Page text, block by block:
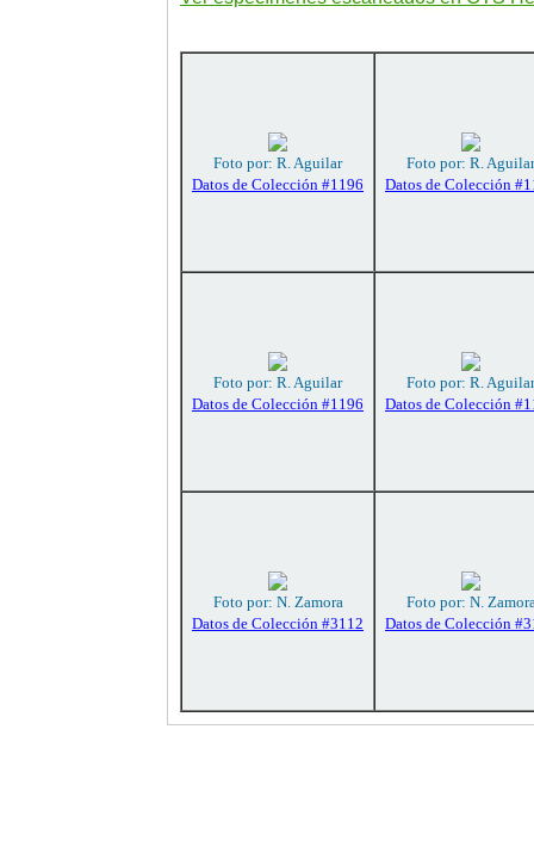
Foto por: R. Aguilar
Datos de Colección #1196
Foto por: R. Aguilar
Datos de Colección
Foto por: R. Aguilar
Datos de Colección #1196
Foto por: R. Aguilar
Datos de Colección
Foto por: N. Zamora
Datos de Colección #3112
Foto por: N.
Datos de Colección